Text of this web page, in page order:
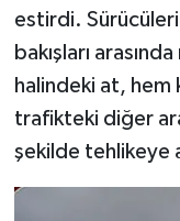
estirdi.
bakışları
halindeki at, hem
trafikteki diğer
şekilde tehlikeye